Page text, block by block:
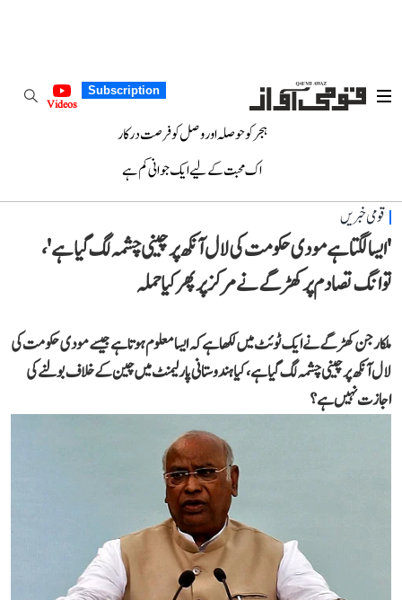
Subscription
Videos
ہجر کو حوصلہ اور وصل کو فرصت درکار
اک محبت کے لیے ایک جوانی کم ہے
قومی خبریں
'ایسا لگتا ہے مودی حکومت کی لال آنکھ پر چینی چشمہ لگ گیا ہے'،
توانگ تصادم پر کھڑگے نے مرکز پر پھر کیا حملہ
ملکارجن کھڑگے نے ایک ٹوئٹ میں لکھا ہے کہ ایسا معلوم ہوتا ہے جیسے مودی حکومت کی
لال آنکھ پر چینی چشمہ لگ گیا ہے، کیا ہندوستانی پارلیمنٹ میں چین کے خلاف بولنے کی
اجازت نہیں ہے؟